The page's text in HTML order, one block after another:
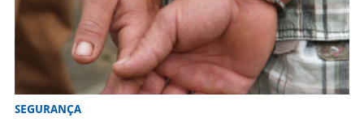
SEGURANÇA